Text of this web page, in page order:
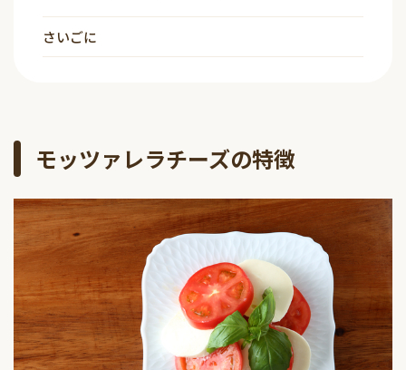
さいごに
モッツァレラチーズの特徴